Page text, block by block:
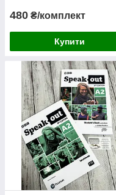
480 ₴/комплект
Купити